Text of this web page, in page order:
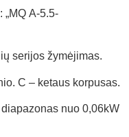
A-5.5-
serijos žymėjimas.
C – ketaus korpusas.
nuo 0,06kW